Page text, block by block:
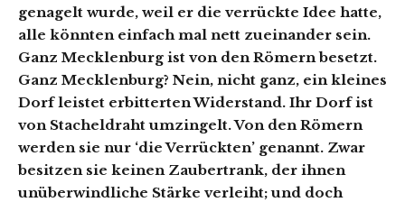
genagelt wurde, weil er die verrückte Idee hatte,
alle könnten einfach mal nett zueinander sein.
Ganz Mecklenburg ist von den Römern besetzt.
Ganz Mecklenburg? Nein, nicht ganz, ein kleines
Dorf leistet erbitterten Widerstand. Ihr Dorf ist
von Stacheldraht umzingelt. Von den Römern
werden sie nur ‘die Verrückten’ genannt. Zwar
besitzen sie keinen Zaubertrank, der ihnen
unüberwindliche Stärke verleiht; und doch